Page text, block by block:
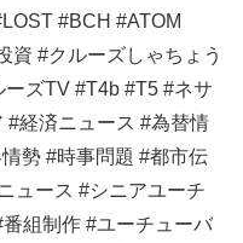
#BCH #ATOM
資 #クルーズしゃちょう
ズTV #T4b #T5 #ネサ
#経済ニュース #為替情
勢 #時事問題 #都市伝
ュース #シニアユーチ
組制作 #ユーチューバ